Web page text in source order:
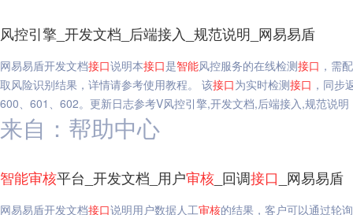
风控引擎_开发文档_后端接入_规范说明_网易易盾
网易易盾开发文档接口说明本接口是智能风控服务的在线检测接口 ，需
取风险识别结果，详情请参考使用教程。 该接口为实时检测接口 ，同步
600、601、602。更新日志参考V风控引擎,开发文档,后端接入,规范说明
来自：帮助中心
智能审核平台_开发文档_用户审核 _回调接口 _网易易盾
网易易盾开发文档接口说明用户数据人工审核的结果，客户可以通过轮